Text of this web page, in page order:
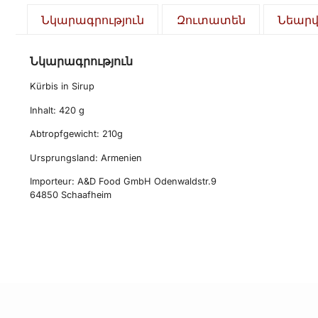
Նկարագրություն Զուտատեն
Նկարագրություն
Kürbis in Sirup
Inhalt: 420 g
Abtropfgewicht: 210g
Ursprungsland: Armenien
Importeur: A&D Food GmbH Odenwaldstr.9
64850 Schaafheim